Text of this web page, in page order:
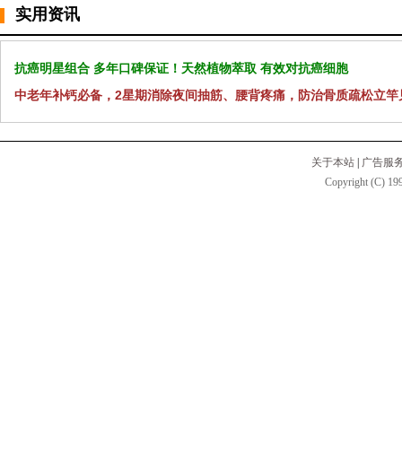
实用资讯
抗癌明星组合 多年口碑保证！天然植物萃取 有效对抗癌细胞
中老年补钙必备，2星期消除夜间抽筋、腰背疼痛，防治骨质疏松立竿
关于本站
广告服
Copyright (C)